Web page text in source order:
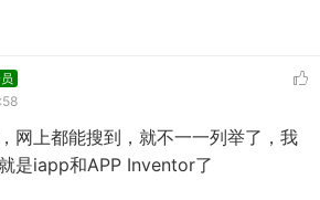
网上都能搜到，就不一一列举了，我
是iapp和APP Inventor了